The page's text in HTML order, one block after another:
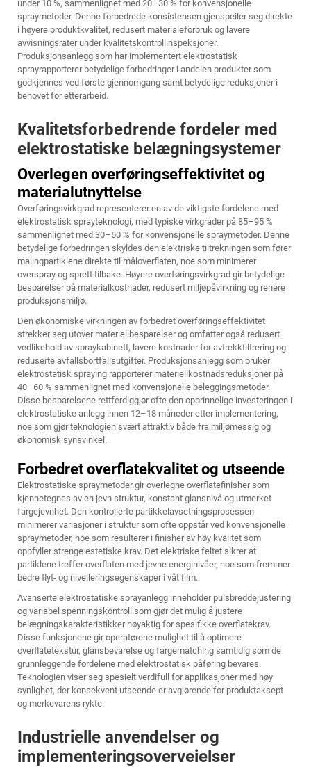
under 10 %, sammenlignet med 20–30 % for konvensjonelle
spraymetoder. Denne forbedrede konsistensen gjenspeiler seg direkte
i høyere produktkvalitet, redusert materialeforbruk og lavere
avvisningsrater under kvalitetskontrollinspeksjoner.
Produksjonsanlegg som har implementert elektrostatisk
sprayrapporterer betydelige forbedringer i andelen produkter som
godkjennes ved første gjennomgang samt betydelige reduksjoner i
behovet for etterarbeid.
Kvalitetsforbedrende fordeler med
elektrostatiske belægningsystemer
Overlegen overføringseffektivitet og
materialutnyttelse
Overføringsvirkgrad representerer en av de viktigste fordelene med
elektrostatisk sprayteknologi, med typiske virkgrader på 85–95 %
sammenlignet med 30–50 % for konvensjonelle spraymetoder. Denne
betydelige forbedringen skyldes den elektriske tiltrekningen som fører
malingpartiklene direkte til måloverflaten, noe som minimerer
overspray og sprett tilbake. Høyere overføringsvirkgrad gir betydelige
besparelser på materialkostnader, redusert miljøpåvirkning og renere
produksjonsmiljø.
Den økonomiske virkningen av forbedret overføringseffektivitet
strekker seg utover materiellbesparelser og omfatter også redusert
vedlikehold av spraykabinett, lavere kostnader for avtrekkfiltrering og
reduserte avfallsbortfallsutgifter. Produksjonsanlegg som bruker
elektrostatisk spraying rapporterer materiellkostnadsreduksjoner på
40–60 % sammenlignet med konvensjonelle beleggingsmetoder.
Disse besparelsene rettferdiggjør ofte den opprinnelige investeringen i
elektrostatiske anlegg innen 12–18 måneder etter implementering,
noe som gjør teknologien svært attraktiv både fra miljømessig og
økonomisk synsvinkel.
Forbedret overflatekvalitet og utseende
Elektrostatiske spraymetoder gir overlegne overflatefinisher som
kjennetegnes av en jevn struktur, konstant glansnivå og utmerket
fargejevnhet. Den kontrollerte partikkelavsetningsprosessen
minimerer variasjoner i struktur som ofte oppstår ved konvensjonelle
spraymetoder, noe som resulterer i finisher av høy kvalitet som
oppfyller strenge estetiske krav. Det elektriske feltet sikrer at
partiklene treffer overflaten med jevne energinivåer, noe som fremmer
bedre flyt- og nivelleringsegenskaper i våt film.
Avanserte elektrostatiske sprayanlegg inneholder pulsbreddejustering
og variabel spenningskontroll som gjør det mulig å justere
belægningskarakteristikker nøyaktig for spesifikke overflatekrav.
Disse funksjonene gir operatørene mulighet til å optimere
overflatetekstur, glansbevarelse og fargematching samtidig som de
grunnleggende fordelene med elektrostatisk påføring bevares.
Teknologien viser seg spesielt verdifull for applikasjoner med høy
synlighet, der konsekvent utseende er avgjørende for produktaksept
og merkevarens rykte.
Industrielle anvendelser og
implementeringsoverveielser